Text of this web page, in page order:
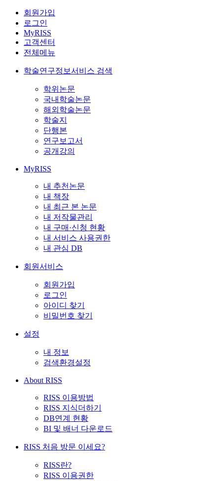
회원가입
로그인
MyRISS
고객센터
전체메뉴
학술연구정보서비스 검색
학위논문
국내학술논문
해외학술논문
학술지
단행본
연구보고서
공개강의
MyRISS
내 추천논문
내 책장
내 최근 본 논문
내 저작물관리
내 구매·신청 현황
내 서비스 사용권한
내 관심 DB
회원서비스
회원가입
로그인
아이디 찾기
비밀번호 찾기
설정
내 정보
검색환경설정
About RISS
RISS 이용방법
RISS 지식더하기
DB연계 현황
BI 및 배너 다운로드
RISS 처음 방문 이세요?
RISS란?
RISS 이용권한